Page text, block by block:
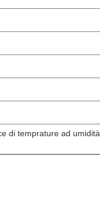
di temprature ad umidità,